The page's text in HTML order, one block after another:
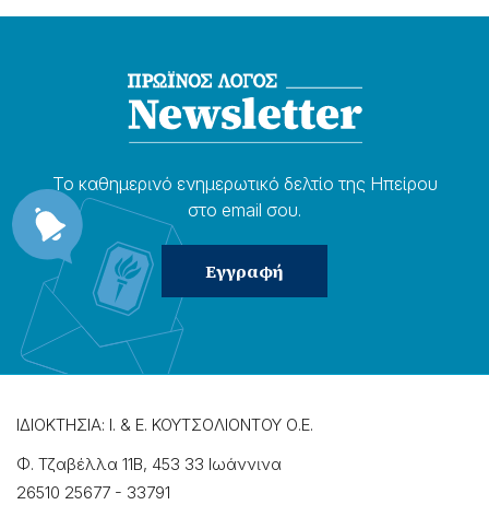
Το καθημερɩνό ενημερωτɩκό δελτίο της Ηπείρου
στο email σου.
ΙΔΙΟΚΤΗΣΙΑ: Ι. & Ε. ΚΟΥΤΣΟΛΙΟΝΤΟΥ Ο.Ε.
Φ. Τζαβέλλα 11Β, 453 33 Ιωάννɩνα
26510 25677 - 33791